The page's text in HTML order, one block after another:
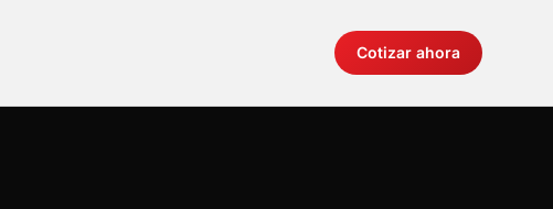
Cotizar ahora